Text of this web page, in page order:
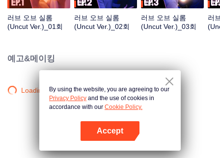
러브 오브 실롬
(Uncut Ver.)_01회
VIP
러브 오브 실롬
(Uncut Ver.)_02회
VIP
러브 오브 실롬
(Uncut Ver.)_03회
VIP
러
예고&메이킹
Loading…By using the website, you are agreeing to our
Privacy Policy and the use of cookies in
accordance with our Cookie Policy.
Accept